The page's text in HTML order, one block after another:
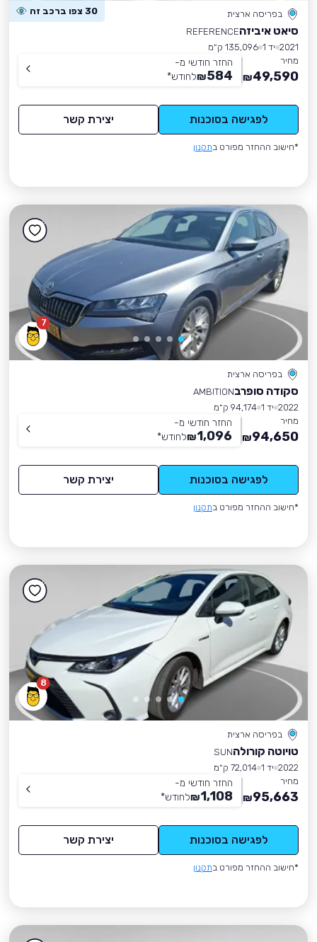
בפריסה ארצית 30 צפו ברכב זה
סיאט איביזהREFERENCE
2021 יד 1
135,096 ק״מ
מחיר
49,590
₪
החזר חודשי מ-
584
₪לחודש*
לפגישה בסוכנות יצירת קשר
*חישוב ההחזר מפורט בתקנון
7
בפריסה ארצית
סקודה סופרבAMBITION
2022 יד 1
94,174 ק״מ
מחיר
94,650
₪
החזר חודשי מ-
1,096
₪לחודש*
לפגישה בסוכנות יצירת קשר
*חישוב ההחזר מפורט בתקנון
8
בפריסה ארצית
טויוטה קורולהSUN
2022 יד 1
72,014 ק״מ
מחיר
95,663
₪
החזר חודשי מ-
1,108
₪לחודש*
לפגישה בסוכנות יצירת קשר
*חישוב ההחזר מפורט בתקנון